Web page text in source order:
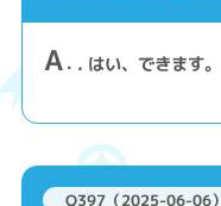
A . はい、できます。
Q397（2025-06-06）